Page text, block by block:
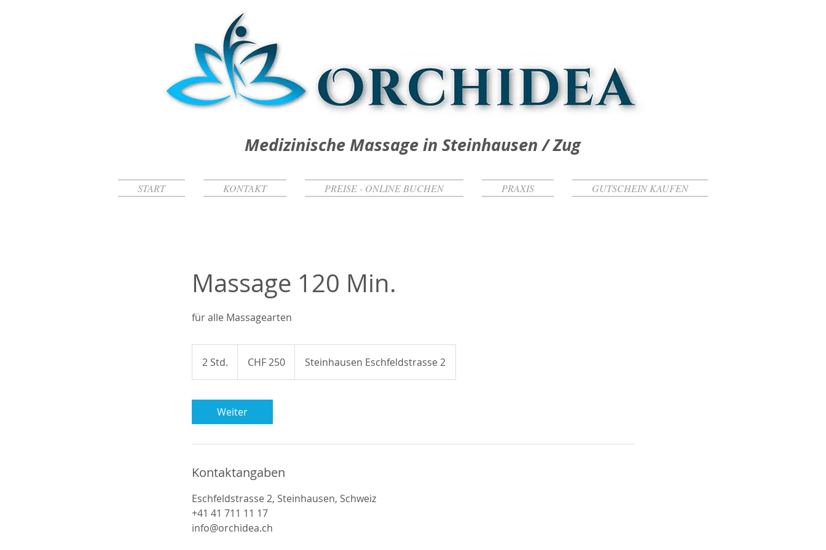
Medizinische Massage in Steinhausen / Zug
START KONTAKT PREISE - ONLINE BUCHEN PRAXIS GUTSCHEIN KAUFEN
Massage 120 Min.
für alle Massagearten
2 Std.
S
d
.
Franken
CHF 250 Steinhausen Eschfeldstrasse 2
Weiter
Kontaktangaben
Eschfeldstrasse 2, Steinhausen, Schweiz
+41 41 711 11 17
info@orchidea.ch